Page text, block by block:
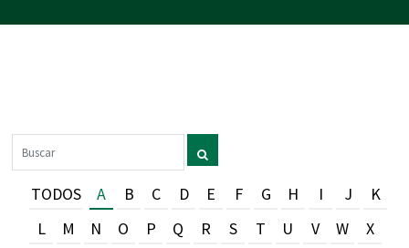
TODOS A B C D E F G H I J
K
L
M N O P Q R S T U V W
X